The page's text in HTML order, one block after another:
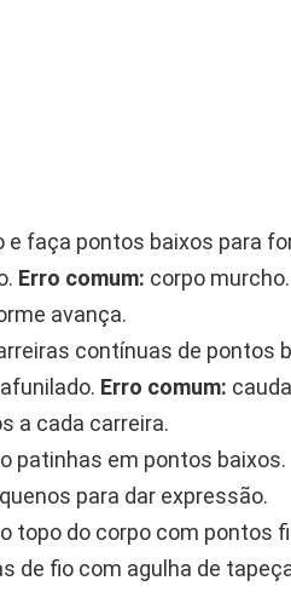
e faça pontos baixos para
Erro comum: corpo murcho.
avança.
contínuas de pontos
Erro comum:
a cada carreira.
patinhas em pontos baixos.
para dar expressão.
topo do corpo com pontos
de fio com agulha de